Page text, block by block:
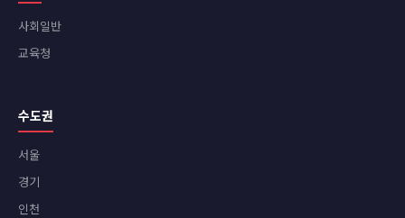
사회일반
교육청
수도권
서울
경기
인천